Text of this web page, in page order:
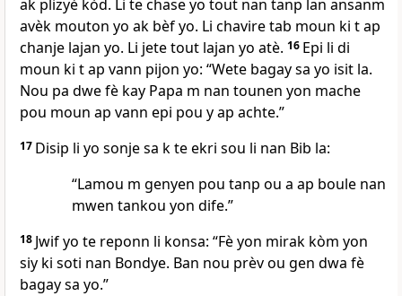
ak plizyè kòd. Li te chase yo tout nan tanp lan ansanm
avèk mouton yo ak bèf yo. Li chavire tab moun ki t ap
chanje lajan yo. Li jete tout lajan yo atè. 16 Epi li di
moun ki t ap vann pijon yo: “Wete bagay sa yo isit la.
Nou pa dwe fè kay Papa m nan tounen yon mache
pou moun ap vann epi pou y ap achte.”
17 Disip li yo sonje sa k te ekri sou li nan Bib la:
“Lamou m genyen pou tanp ou a ap boule nan
mwen tankou yon dife.”
18 Jwif yo te reponn li konsa: “Fè yon mirak kòm yon
siy ki soti nan Bondye. Ban nou prèv ou gen dwa fè
bagay sa yo.”